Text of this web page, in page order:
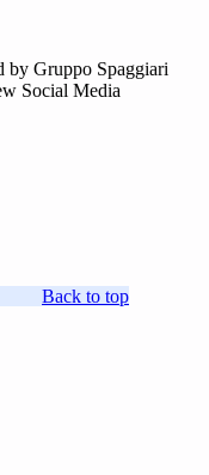
by Gruppo Spaggiari
Social Media
Back to top